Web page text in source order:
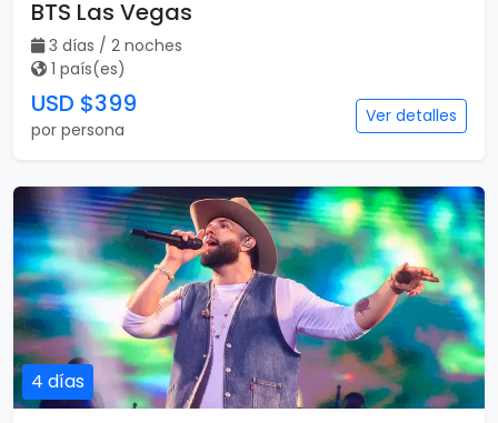
BTS Las Vegas
3 días / 2 noches
1 país(es)
USD $399
por persona
Ver detalles
4 días